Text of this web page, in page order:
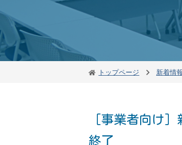
トップページ 新着情
［事業者向け
終了